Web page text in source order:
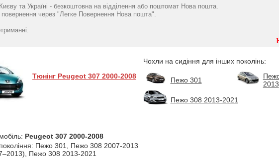
та Україні - безкоштовна на відділення або поштомат Нова пошта.
повернення через "Легке Повернення Нова пошта".
Тюнінг Peugeot 307 2000-2008
Peugeot 307 2000-2008
покоління: Пежо 301, Пежо 308 2007-2013
Пежо 308 2013-2021
Чохли на сидіння для інших поколінь:
Пежо 301
2013
Пежо 308 2013-2021
2005-2008 універсал 5
дв. Eco Prestige -
Элегант
4799
Елегант - модель
Classic
4751
2002-08 р Елегант -
модель Classic